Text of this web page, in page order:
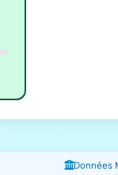
Données